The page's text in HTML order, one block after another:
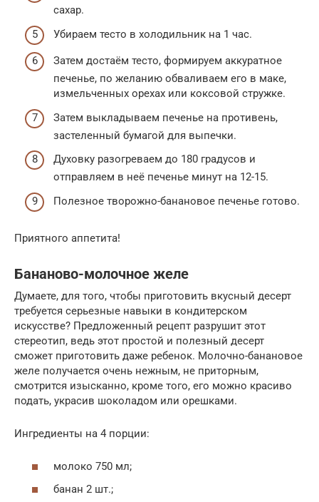
сахар.
Убираем тесто в холодильник на 1 час.
Затем достаём тесто, формируем аккуратное
печенье, по желанию обваливаем его в маке,
измельченных орехах или коксовой стружке.
Затем выкладываем печенье на противень,
застеленный бумагой для выпечки.
Духовку разогреваем до 180 градусов и
отправляем в неё печенье минут на 12-15.
Полезное творожно-банановое печенье​ готово.
Приятного аппетита!
Бананово-молочное желе
Думаете, для того, чтобы приготовить вкусный десерт
требуется серьезные навыки в кондитерском
искусстве? Предложенный рецепт разрушит этот
стереотип, ведь этот простой и полезный десерт
сможет приготовить даже ребенок. Молочно-банановое
желе получается очень нежным, не приторным,
смотрится изысканно, кроме того, его можно красиво
подать, украсив шоколадом или орешками.
Ингредиенты на 4 порции:
молоко 750 мл;
банан 2 шт.;